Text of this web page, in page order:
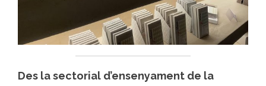
Des la sectorial d’ensenyament de la